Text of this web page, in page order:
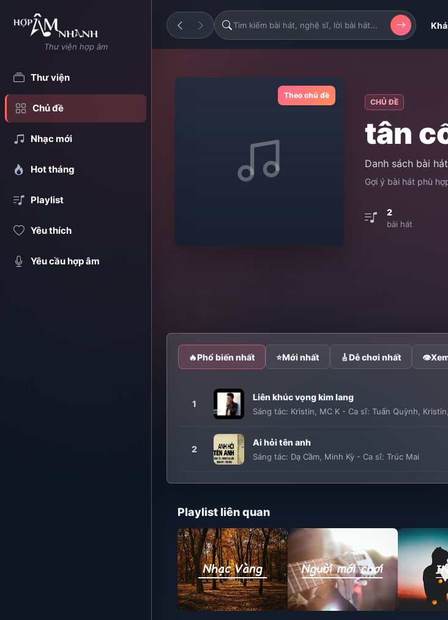
Thư viện hợp âm
Thư viện
Chủ đề
Nhạc mới
Hot tháng
Playlist
Yêu thích
Yêu cầu hợp âm
Theo chủ đề
CHỦ ĐỀ
tân
Danh sách bài
Gợi ý bài hát phù
2
bài hát
🔥Phổ biến nhất ⭐Mới nhất 🎸Dễ chơi nhất 👁
1
Liên khúc vọng kim lang
Sáng tác: Kristin MC K - Ca sĩ: Tuấn Quỳnh Kristin
2
Ai hỏi tên anh
Sáng tác: Dạ Cầm Minh Kỳ - Ca sĩ: Trúc Mai
Playlist liên quan